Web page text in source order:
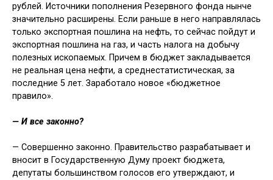
рублей. Источники пополнения Резервного фонда нынче
значительно расширены. Если рань­ше в него направлялась
только экс­портная пошлина на нефть, то сейчас пойдут и
экспортная пошлина на газ, и часть налога на добычу
полезных ископаемых. Причем в бюджет за­кладывается
не реальная цена нефти, а среднестатистическая, за
последние 5 лет. Заработало новое «бюджетное
правило».
— И все законно?
— Совершенно законно. Правитель­ство разрабатывает и
вносит в Госу­дарственную Думу проект бюджета,
депутаты большинством голосов его утверждают, и